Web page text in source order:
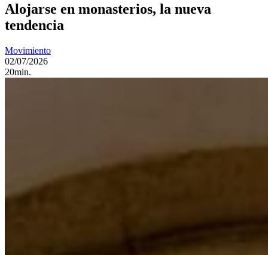
Alojarse en monasterios, la nueva
tendencia
Movimiento
02/07/2026
20min.